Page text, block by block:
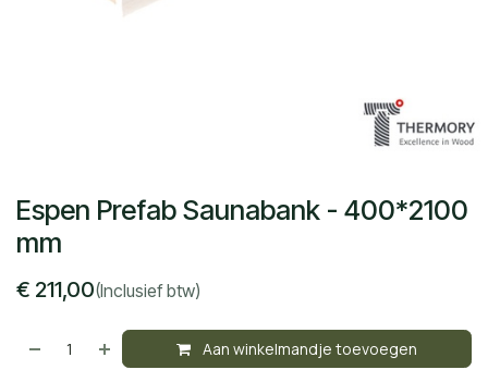
Espen Prefab Saunabank - 400*2100
mm
€ 211,00(Inclusief btw)
Aan winkelmandje toevoegen